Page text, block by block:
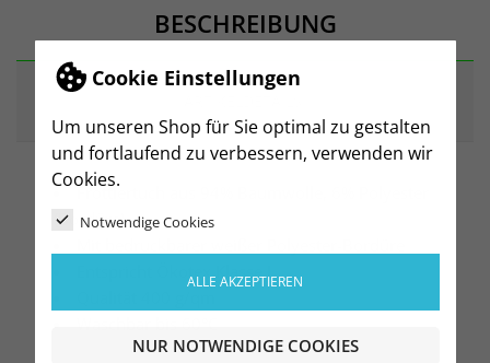
Cookie Einstellungen
Um unseren Shop für Sie optimal zu gestalten
und fortlaufend zu verbessern, verwenden wir
Cookies.
Notwendige Cookies
ALLE AKZEPTIEREN
NUR NOTWENDIGE COOKIES
BESCHREIBUNG
Frottiertuch aus 94% Baumwolle, 6% Polyester
(Bordüre)
Entspricht Ökotex Klasse I